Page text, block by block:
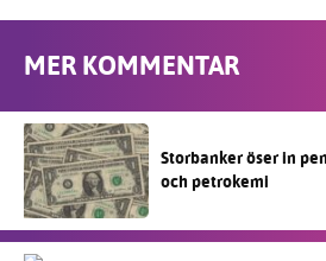
MER KOMMENTAR
Storbanker öser in
och petrokemi